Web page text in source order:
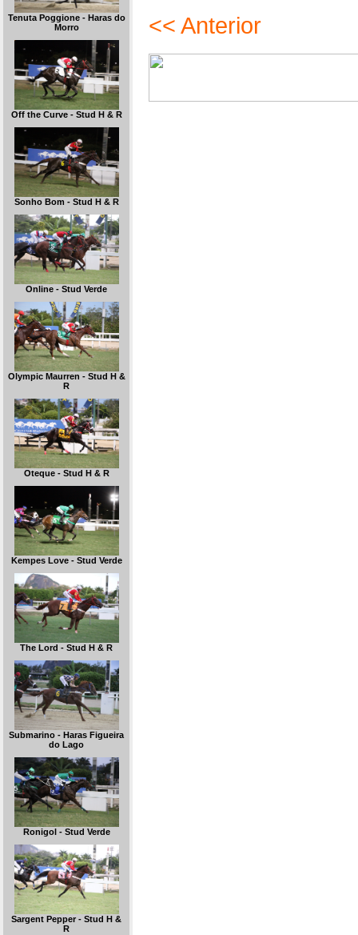
Tenuta Poggione - Haras do
Morro
Off the Curve - Stud H & R
Sonho Bom - Stud H & R
Online - Stud Verde
Olympic Maurren - Stud H &
R
Oteque - Stud H & R
Kempes Love - Stud Verde
The Lord - Stud H & R
Submarino - Haras Figueira
do Lago
Ronigol - Stud Verde
Sargent Pepper - Stud H &
R
<< Anterior